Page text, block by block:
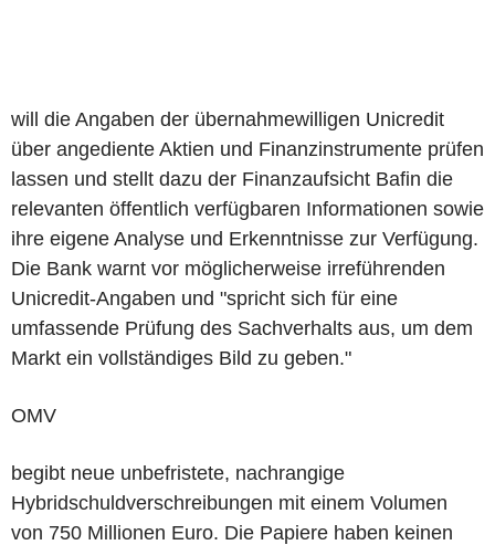
will die Angaben der übernahmewilligen Unicredit
über angediente Aktien und Finanzinstrumente prüfen
lassen und stellt dazu der Finanzaufsicht Bafin die
relevanten öffentlich verfügbaren Informationen sowie
ihre eigene Analyse und Erkenntnisse zur Verfügung.
Die Bank warnt vor möglicherweise irreführenden
Unicredit-Angaben und "spricht sich für eine
umfassende Prüfung des Sachverhalts aus, um dem
Markt ein vollständiges Bild zu geben."
OMV
begibt neue unbefristete, nachrangige
Hybridschuldverschreibungen mit einem Volumen
von 750 Millionen Euro. Die Papiere haben keinen